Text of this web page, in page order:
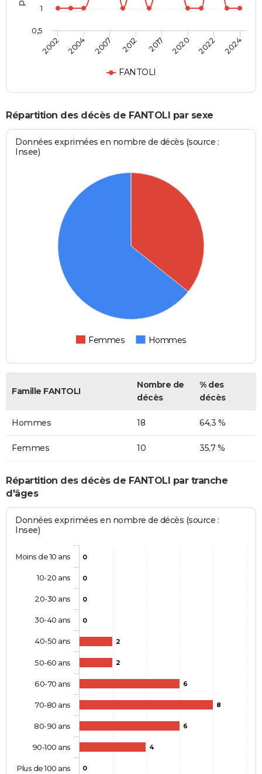
FANTOLI
2002 2004 2007 2012 2017 2020 2022 2024
0,5
1
Répartition des décès de FANTOLI par sexe
Données exprimées en nombre de décès (source :
Insee)
Femmes Hommes
Famille FANTOLI
Nombre de
décès
% des
décès
Hommes 18 64,3 %
Femmes 10 35,7 %
Répartition des décès de FANTOLI par tranche
d'âges
Données exprimées en nombre de décès (source :
Insee)
0
0
0
0
2
2
6
8
6
4
0
Moins de 10 ans
10-20 ans
20-30 ans
30-40 ans
40-50 ans
50-60 ans
60-70 ans
70-80 ans
80-90 ans
90-100 ans
Plus de 100 ans